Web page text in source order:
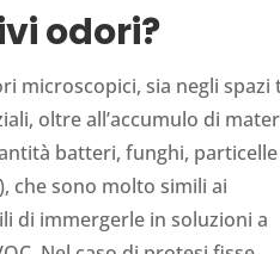
odori?
microscopici, sia negli spazi
oltre all’accumulo di
batteri, funghi,
che sono molto simili ai
di immergerle in soluzioni a